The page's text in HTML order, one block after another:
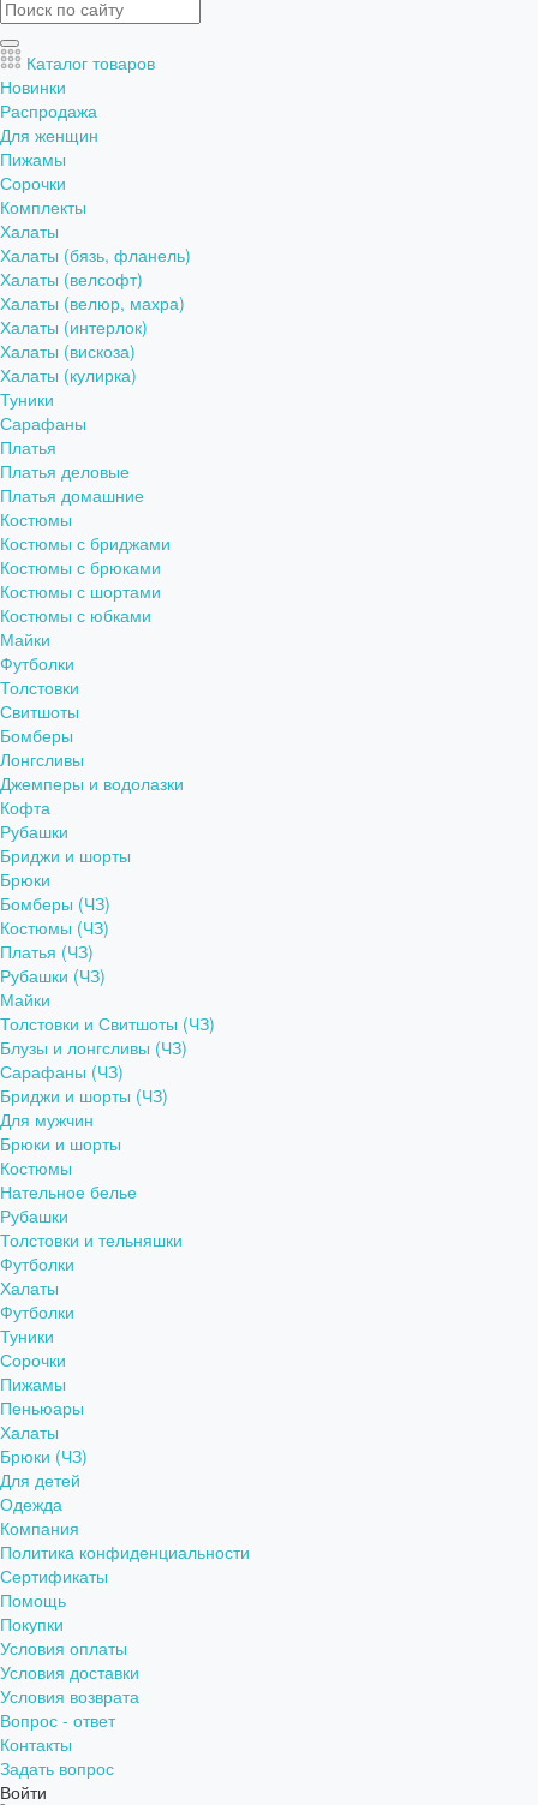
Каталог товаров
Новинки
Распродажа
Для женщин
Пижамы
Сорочки
Комплекты
Халаты
Халаты (бязь, фланель)
Халаты (велсофт)
Халаты (велюр, махра)
Халаты (интерлок)
Халаты (вискоза)
Халаты (кулирка)
Туники
Сарафаны
Платья
Платья деловые
Платья домашние
Костюмы
Костюмы с бриджами
Костюмы с брюками
Костюмы с шортами
Костюмы с юбками
Майки
Футболки
Толстовки
Свитшоты
Бомберы
Лонгсливы
Джемперы и водолазки
Кофта
Рубашки
Бриджи и шорты
Брюки
Бомберы (ЧЗ)
Костюмы (ЧЗ)
Платья (ЧЗ)
Рубашки (ЧЗ)
Майки
Толстовки и Свитшоты (ЧЗ)
Блузы и лонгсливы (ЧЗ)
Сарафаны (ЧЗ)
Бриджи и шорты (ЧЗ)
Для мужчин
Брюки и шорты
Костюмы
Нательное белье
Рубашки
Толстовки и тельняшки
Футболки
Халаты
Футболки
Туники
Сорочки
Пижамы
Пеньюары
Халаты
Брюки (ЧЗ)
Для детей
Одежда
Компания
Политика конфиденциальности
Сертификаты
Помощь
Покупки
Условия оплаты
Условия доставки
Условия возврата
Вопрос - ответ
Контакты
Задать вопрос
Войти